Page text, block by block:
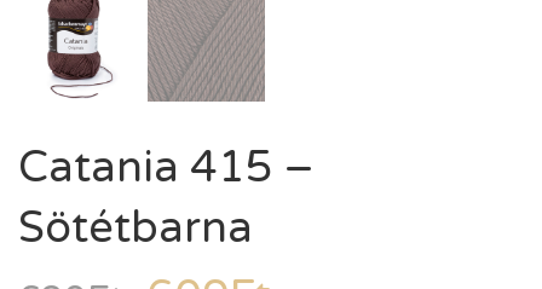
Catania 415 –
Sötétbarna